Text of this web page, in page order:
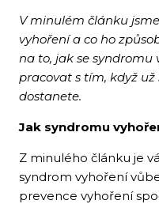
V minulém článku
vyhoření a co ho
na to, jak se
pracovat s tím, když
dostanete.
Jak syndromu
Z minulého článku je
syndrom vyhoření
prevence vyhoření